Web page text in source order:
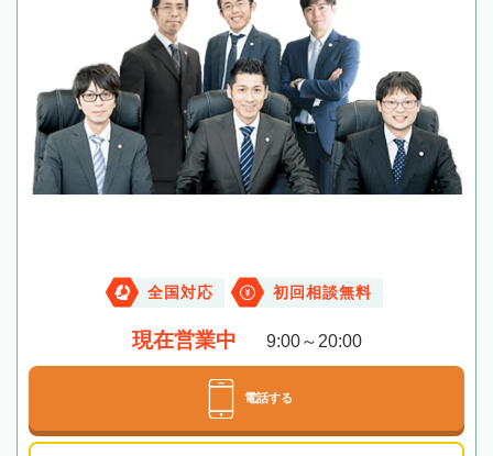
全国対応 初回相談無料
現在営業中 9:00～20:00
電話する